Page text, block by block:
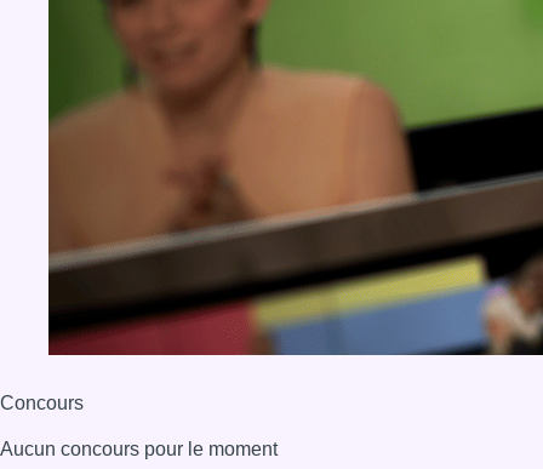
Concours
Aucun concours pour le moment